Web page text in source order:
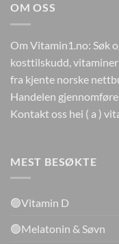
OM OSS
Om Vitamin1.no: Søk
kosttilskudd,
fra kjente norske
Handelen
Kontakt oss hei ( a )
MEST BESØKTE
🟢Vitamin D
🟢Melatonin & Søvn